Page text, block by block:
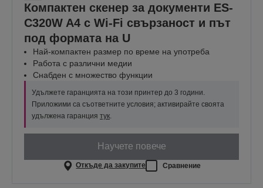
Компактен скенер за документи ES-
C320W A4 с Wi-Fi свързаност и път
под формата на U
Най-компактен размер по време на употреба
Работа с различни медии
Снабден с множество функции
Удължете гаранцията на този принтер до 3 години.
Приложими са съответните условия; активирайте своята
удължена гаранция тук.
Научете повече
Откъде да закупите Сравнение